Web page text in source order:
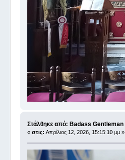
Στάλθηκε από: Badass Gentleman
« στις: Απρίλιος 12, 2026, 15:15:10 μμ »